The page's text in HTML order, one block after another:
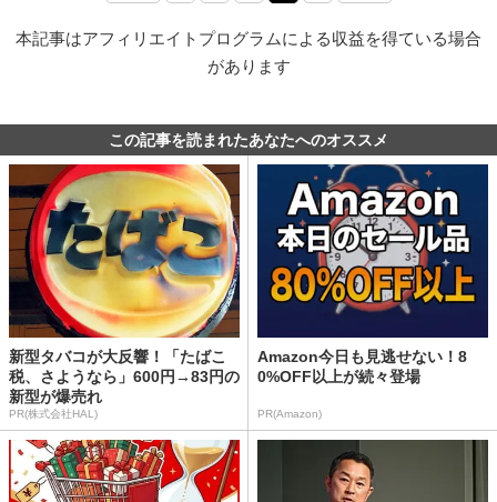
本記事はアフィリエイトプログラムによる収益を得ている場合
があります
この記事を読まれたあなたへのオススメ
新型タバコが大反響！「たばこ
税、さようなら」600円→83円の
新型が爆売れ
PR(株式会社HAL)
Amazon今日も見逃せない！8
0%OFF以上が続々登場
PR(Amazon)